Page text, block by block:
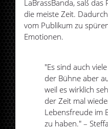
LaBrassBanda, saß
die meiste Zeit.
vom Publikum zu
Emotionen.
"Es sind auch
der Bühne aber
weil es wirklich
der Zeit mal
Lebensfreude im
zu haben." –